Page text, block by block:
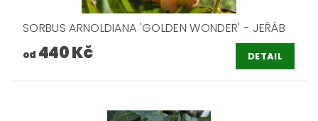
SORBUS ARNOLDIANA 'GOLDEN WONDER' - JEŘÁB
od 440 Kč DETAIL